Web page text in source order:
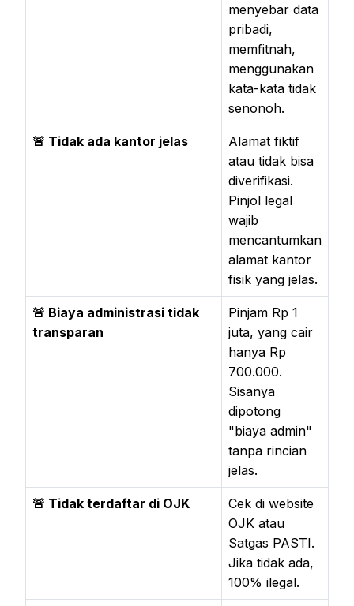
menyebar data
pribadi,
memfitnah,
menggunakan
kata-kata tidak
senonoh.
🚨 Tidak ada kantor jelas
Alamat fiktif
atau tidak bisa
diverifikasi.
Pinjol legal
wajib
mencantumkan
alamat kantor
fisik yang jelas.
🚨 Biaya administrasi tidak
transparan
Pinjam Rp 1
juta, yang cair
hanya Rp
700.000.
Sisanya
dipotong
"biaya admin"
tanpa rincian
jelas.
🚨 Tidak terdaftar di OJK
Cek di website
OJK atau
Satgas PASTI.
Jika tidak ada,
100% ilegal.